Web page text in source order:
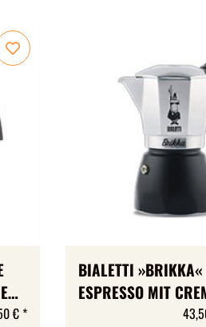
|
€ *
BIALETTI
ESPRESSO MIT
GRÖSSEN | NICHT